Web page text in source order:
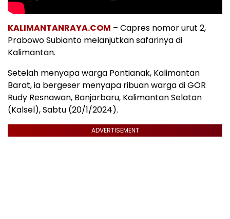
KALIMANTANRAYA.COM – Capres nomor urut 2,
Prabowo Subianto melanjutkan safarinya di
Kalimantan.
Setelah menyapa warga Pontianak, Kalimantan
Barat, ia bergeser menyapa ribuan warga di GOR
Rudy Resnawan, Banjarbaru, Kalimantan Selatan
(Kalsel), Sabtu (20/1/2024).
ADVERTISEMENT